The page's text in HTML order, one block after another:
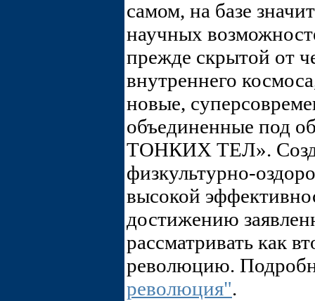
самом, на базе
научных
прежде скрытой от
внутреннего
новые,
объединенные под
ТОНКИХ ТЕЛ».
физкультурно-
высокой
достижению
рассматривать как
революцию.
революция".